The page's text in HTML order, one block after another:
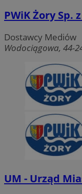
PWiK Żory Sp.
Dostawcy Mediów
Wodociągowa, 44-
UM - Urząd